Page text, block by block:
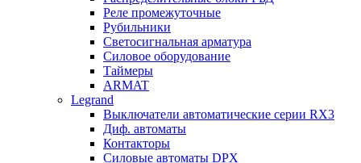
Реле промежуточные
Рубильники
Светосигнальная арматура
Силовое оборудование
Таймеры
ARMAT
Legrand
Выключатели автоматические серии RX3
Диф. автоматы
Контакторы
Силовые автоматы DPX